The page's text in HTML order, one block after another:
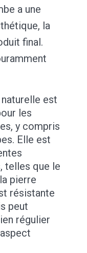
a une
la
final.
est
les
y compris
Elle est
telles que le
pierre
résistante
peut
régulier